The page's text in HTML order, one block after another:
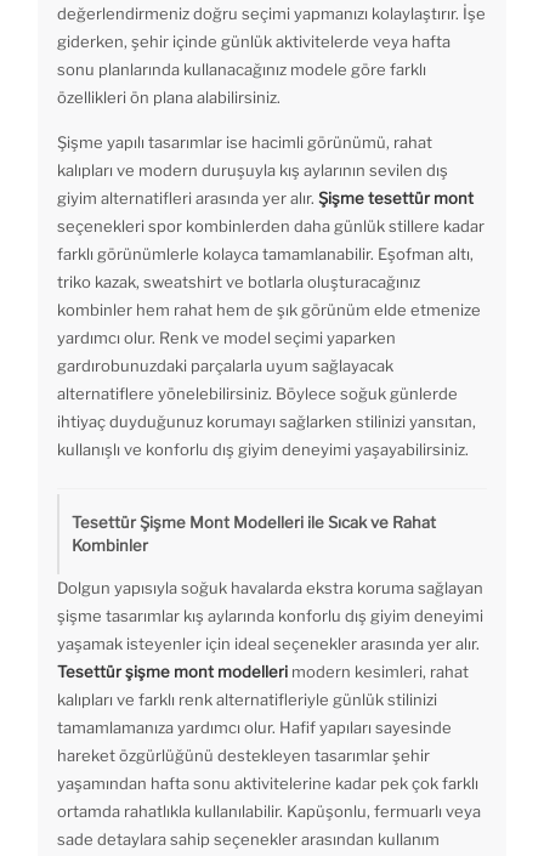
değerlendirmeniz doğru seçimi yapmanızı kolaylaştırır. İşe
giderken, şehir içinde günlük aktivitelerde veya hafta
sonu planlarında kullanacağınız modele göre farklı
özellikleri ön plana alabilirsiniz.
Şişme yapılı tasarımlar ise hacimli görünümü, rahat
kalıpları ve modern duruşuyla kış aylarının sevilen dış
giyim alternatifleri arasında yer alır. Şişme tesettür mont
seçenekleri spor kombinlerden daha günlük stillere kadar
farklı görünümlerle kolayca tamamlanabilir. Eşofman altı,
triko kazak, sweatshirt ve botlarla oluşturacağınız
kombinler hem rahat hem de şık görünüm elde etmenize
yardımcı olur. Renk ve model seçimi yaparken
gardırobunuzdaki parçalarla uyum sağlayacak
alternatiflere yönelebilirsiniz. Böylece soğuk günlerde
ihtiyaç duyduğunuz korumayı sağlarken stilinizi yansıtan,
kullanışlı ve konforlu dış giyim deneyimi yaşayabilirsiniz.
Tesettür Şişme Mont Modelleri ile Sıcak ve Rahat
Kombinler
Dolgun yapısıyla soğuk havalarda ekstra koruma sağlayan
şişme tasarımlar kış aylarında konforlu dış giyim deneyimi
yaşamak isteyenler için ideal seçenekler arasında yer alır.
Tesettür şişme mont modelleri modern kesimleri, rahat
kalıpları ve farklı renk alternatifleriyle günlük stilinizi
tamamlamanıza yardımcı olur. Hafif yapıları sayesinde
hareket özgürlüğünü destekleyen tasarımlar şehir
yaşamından hafta sonu aktivitelerine kadar pek çok farklı
ortamda rahatlıkla kullanılabilir. Kapüşonlu, fermuarlı veya
sade detaylara sahip seçenekler arasından kullanım